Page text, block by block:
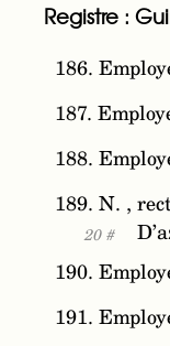
Registre :
186.
187.
188.
189. N. ,
20 #
190.
191.